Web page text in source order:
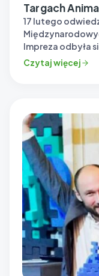
Targach
17 lutego
Impreza odbyła
Czytaj więcej